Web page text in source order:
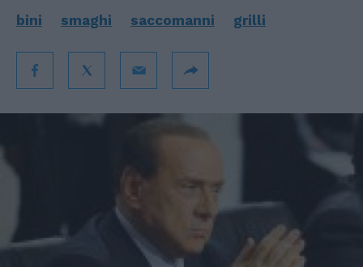
bini smaghi saccomanni grilli